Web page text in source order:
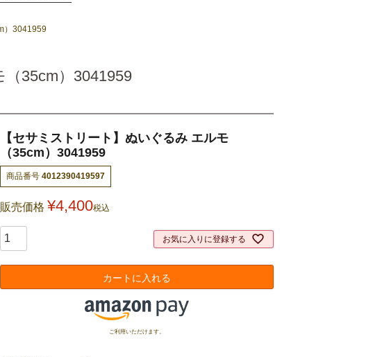
）3041959
35cm）3041959
【セサミストリート】ぬいぐるみ エルモ
（35cm）3041959
商品番号 4012390419597
販売価格 ¥4,400税込
お気に入りに登録する
カートに入れる
ご利用いただけます。